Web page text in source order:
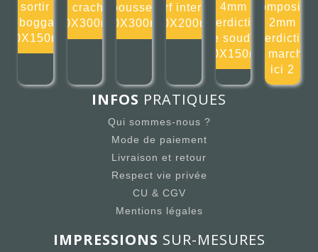
de sortir du
toboggan
150X150mm
de cracher
300X300mm
pousser
300X300mm
surf interdit
200X200mm
4mm
Interdiction
de souder
150X150mm
composite
2mm
Interdiction
de marcher
ici 2
INFOS PRATIQUES
Qui sommes-nous ?
Mode de paiement
Livraison et retour
Respect vie privée
CU & CGV
Mentions légales
IMPRESSIONS SUR-MESURES